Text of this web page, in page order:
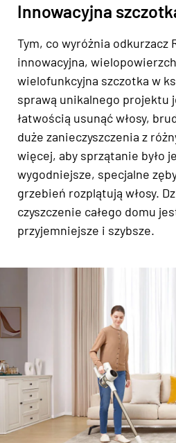
Innowacyjna
Tym, co wyróżnia odkurzacz
innowacyjna,
wielofunkcyjna szczotka w
sprawą unikalnego projektu
łatwością usunąć włosy,
duże zanieczyszczenia z
więcej, aby sprzątanie było
wygodniejsze, specjalne
grzebień rozplątują włosy.
czyszczenie całego domu
przyjemniejsze i szybsze.